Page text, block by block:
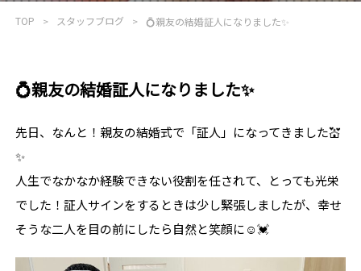
TOP スタッフブログ 💍親友の結婚証人になりました✨
💍親友の結婚証人になりました✨
先日、なんと！親友の結婚式で「証人」になってきました💒
✨
人生でなかなか経験できない役割を任されて、とっても光栄
でした！証人サインをするときは少し緊張しましたが、幸せ
そうな二人を目の前にしたら自然と笑顔に☺️💓